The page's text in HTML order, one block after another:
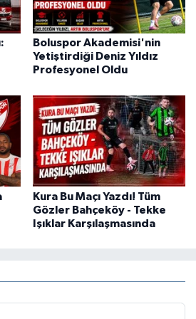
Boluspor Akademisi'nin
Yetiştirdiği Deniz Yıldız
Profesyonel Oldu
Kura Bu Maçı Yazdı! Tüm
Gözler Bahçeköy - Tekke
Işıklar Karşılaşmasında